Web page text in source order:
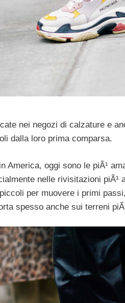
nei negozi di calzature e
dalla loro prima comparsa.
America, oggi sono le piÃ¹
nelle rivisitazioni piÃ¹
per muovere i primi
spesso anche sui terreni